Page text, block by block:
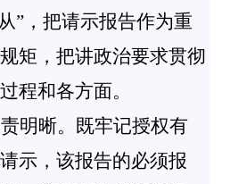
”，把请示报告作为重
矩，把讲政治要求贯彻
程和各方面。
责明晰。既牢记授权有
示，该报告的必须报